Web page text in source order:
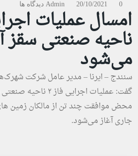
Admin 20/10/2021 0 دیدگاه ها
ناحیه صنعتی سقز
می‌شود
سنندج – ایرنا – مدیر عامل شرکت
گفت: عملیات اجرایی
محض موافقت چند تن از مالکان زمین
جاری آغاز می‌شود.